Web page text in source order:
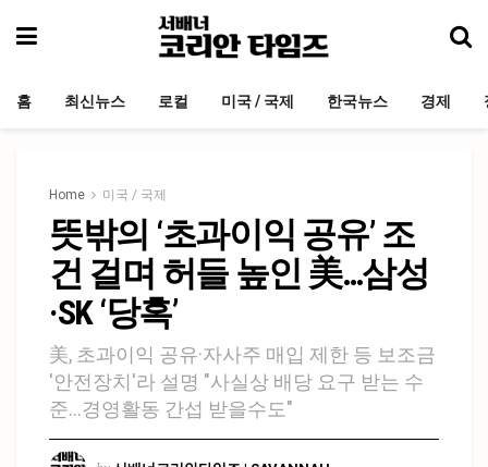
홈 최신뉴스 로컬 미국 / 국제 한국뉴스 경제
Home 미국 / 국제
뜻밖의 ‘초과이익 공유’ 조
건 걸며 허들 높인 美…삼성
·SK ‘당혹’
美, 초과이익 공유·자사주 매입 제한 등 보조금
'안전장치'라 설명 "사실상 배당 요구 받는 수
준…경영활동 간섭 받을수도"